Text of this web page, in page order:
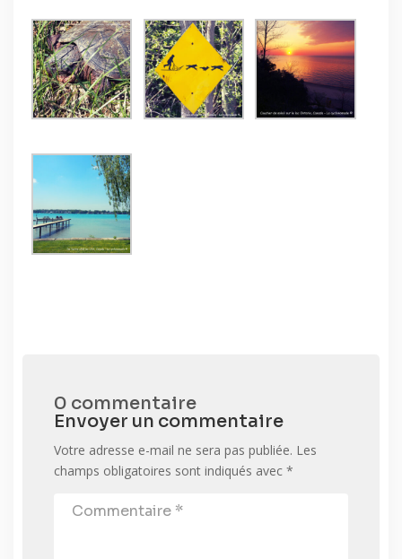
0 commentaire
Envoyer un commentaire
Votre adresse e-mail ne sera pas publiée. Les
champs obligatoires sont indiqués avec *